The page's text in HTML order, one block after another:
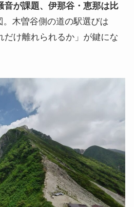
音が課題、伊那谷・恵那は比
。木曽谷側の道の駅選びは
だけ離れられるか」が鍵にな